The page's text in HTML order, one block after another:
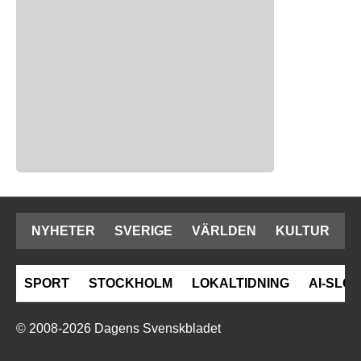
NYHETER SVERIGE VÄRLDEN KULTUR
SPORT STOCKHOLM LOKALTIDNING AI-SLOP
© 2008-2026 Dagens Svenskbladet